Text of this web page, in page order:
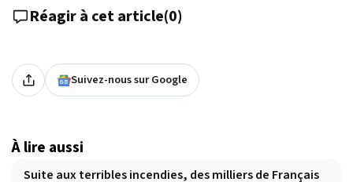
Réagir à cet article(0)
Suivez-nous sur Google
À lire aussi
Suite aux terribles incendies, des milliers de Français